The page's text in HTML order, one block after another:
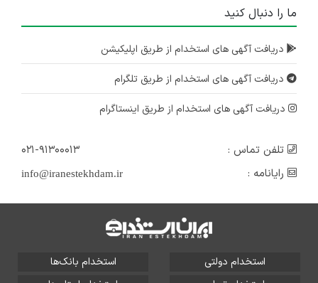
ما را دنبال کنید
دریافت آگهی های استخدام از طریق اپلیکیشن
دریافت آگهی های استخدام از طریق تلگرام
دریافت آگهی های استخدام از طریق اینستاگرام
تلفن تماس :
۰۲۱-۹۱۳۰۰۰۱۳
رایانامه :
info@iranestekhdam.ir
استخدام دولتی
استخدام بانک‌ها